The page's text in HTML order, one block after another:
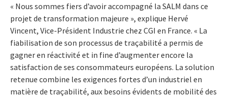
« Nous sommes fiers d’avoir accompagné la SALM dans ce
projet de transformation majeure », explique Hervé
Vincent, Vice-Président Industrie chez CGI en France. « La
fiabilisation de son processus de traçabilité a permis de
gagner en réactivité et in fine d’augmenter encore la
satisfaction de ses consommateurs européens. La solution
retenue combine les exigences fortes d’un industriel en
matière de traçabilité, aux besoins évidents de mobilité des